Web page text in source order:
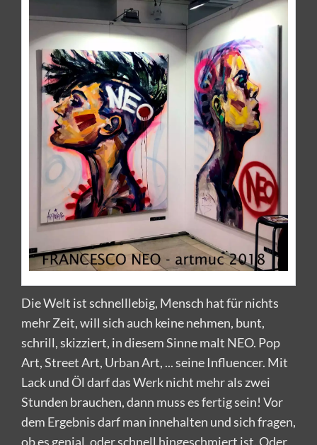
Die Welt ist schnelllebig, Mensch hat für nichts
mehr Zeit, will sich auch keine nehmen, bunt,
schrill, skizziert, in diesem Sinne malt NEO. Pop
Art, Street Art, Urban Art, ... seine Influencer. Mit
Lack und Öl darf das Werk nicht mehr als zwei
Stunden brauchen, dann muss es fertig sein! Vor
dem Ergebnis darf man innehalten und sich fragen,
ob es genial, oder schnell hingeschmiert ist. Oder